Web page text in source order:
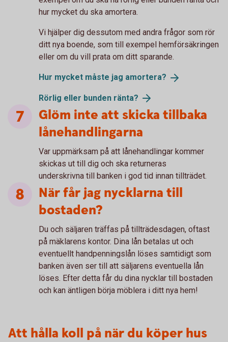
hur mycket du ska amortera.
Vi hjälper dig dessutom med andra frågor som rör
ditt nya boende, som till exempel hemförsäkringen
eller om du vill prata om ditt sparande.
Hur mycket måste jag amortera?
Rörlig eller bunden ränta?
Glöm inte att skicka tillbaka
lånehandlingarna
Var uppmärksam på att lånehandlingar kommer
skickas ut till dig och ska returneras
underskrivna till banken i god tid innan tillträdet.
När får jag nycklarna till
bostaden?
Du och säljaren träffas på tillträdesdagen, oftast
på mäklarens kontor. Dina lån betalas ut och
eventuellt handpenningslån löses samtidigt som
banken även ser till att säljarens eventuella lån
löses. Efter detta får du dina nycklar till bostaden
och kan äntligen börja möblera i ditt nya hem!
Att hålla koll på när du köper hus